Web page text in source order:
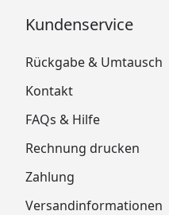
Kundenservice
Rückgabe & Umtausch
Kontakt
FAQs & Hilfe
Rechnung drucken
Zahlung
Versandinformationen